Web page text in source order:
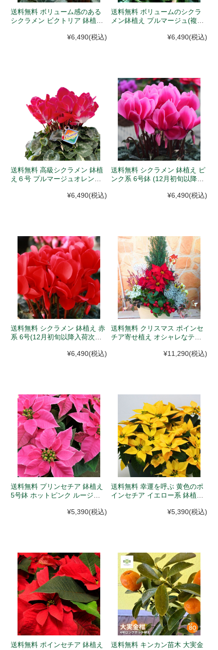
送料無料 ボリューム感のある
シクラメン ビクトリア 鉢植え
¥6,490(税込)
送料無料 ボリュームのシクラ
メン鉢植え プルマージュ(複色
¥6,490(税込)
送料無料 高級シクラメン 鉢植
え６号 プルマージュオレンジ
¥6,490(税込)
送料無料 シクラメン 鉢植え ピ
ンク系 6号鉢 (12月初旬以降入
¥6,490(税込)
送料無料 シクラメン 鉢植え 赤
系 6号(12月初旬以降入荷次第
¥6,490(税込)
送料無料 クリスマス ポインセ
チア寄せ植え オシャレなテラ
作成順に順次発送）¥11,290(税込)
送料無料 プリンセチア 鉢植え
5号鉢 ホットピンク ルージュ
¥5,390(税込)
送料無料 幸運を呼ぶ 黄色のポ
インセチア イエロー系 鉢植え
降、入荷次第発送)¥5,390(税込)
送料無料 ポインセチア 鉢植え
送料無料 キンカン苗木 大実金